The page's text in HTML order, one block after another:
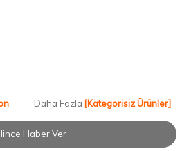
Daha Fazla [Kategorisiz Ürünler]
Haber Ver